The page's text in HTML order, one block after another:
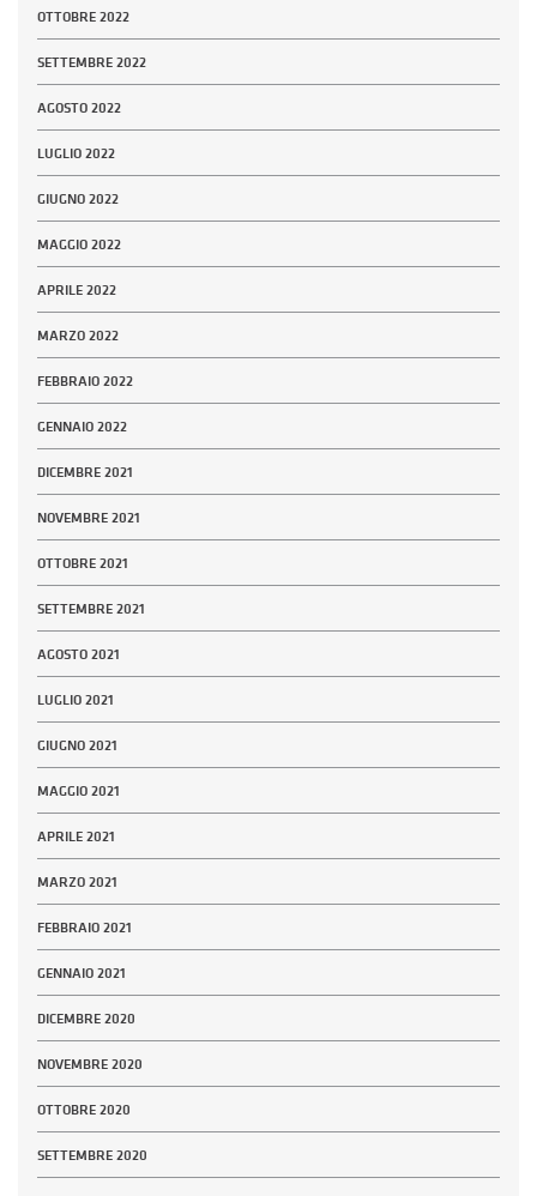
OTTOBRE 2022
SETTEMBRE 2022
AGOSTO 2022
LUGLIO 2022
GIUGNO 2022
MAGGIO 2022
APRILE 2022
MARZO 2022
FEBBRAIO 2022
GENNAIO 2022
DICEMBRE 2021
NOVEMBRE 2021
OTTOBRE 2021
SETTEMBRE 2021
AGOSTO 2021
LUGLIO 2021
GIUGNO 2021
MAGGIO 2021
APRILE 2021
MARZO 2021
FEBBRAIO 2021
GENNAIO 2021
DICEMBRE 2020
NOVEMBRE 2020
OTTOBRE 2020
SETTEMBRE 2020